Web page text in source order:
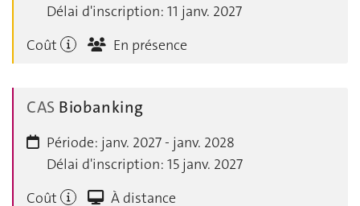
Délai d'inscription: 11 janv. 2027
Coût
En présence
CAS Biobanking
Période: janv. 2027 - janv. 2028
Délai d'inscription: 15 janv. 2027
Coût
À distance